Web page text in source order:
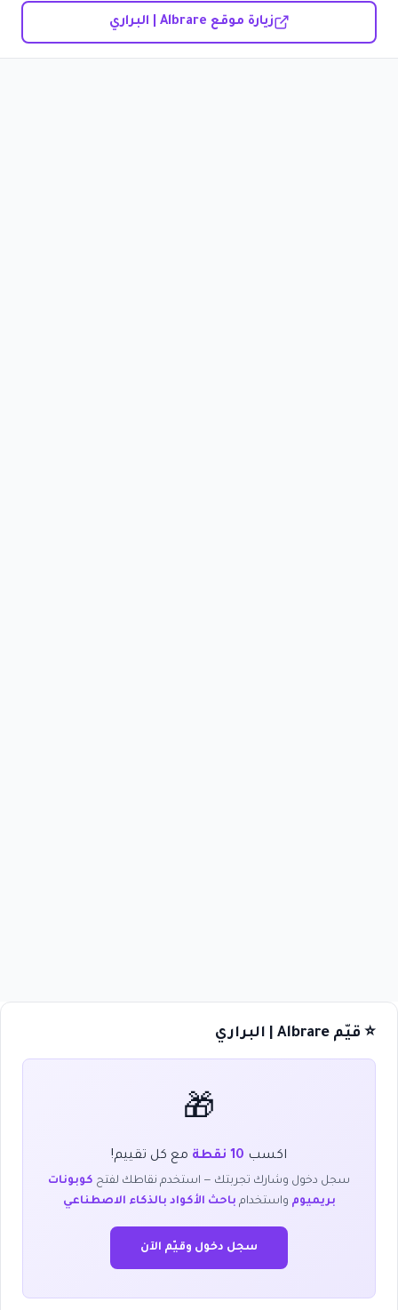
زيارة موقع Albrare | البراري
⭐ قيّم Albrare | البراري
🎁
اكسب 10 نقطة مع كل تقييم!
سجل دخول وشارك تجربتك — استخدم نقاطك لفتح كوبونات
بريميوم واستخدام باحث الأكواد بالذكاء الاصطناعي
سجل دخول وقيّم الآن